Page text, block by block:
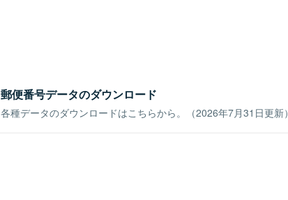
郵便番号データのダウンロード
各種データのダウンロードはこちらから。（2026年7月31日更新）